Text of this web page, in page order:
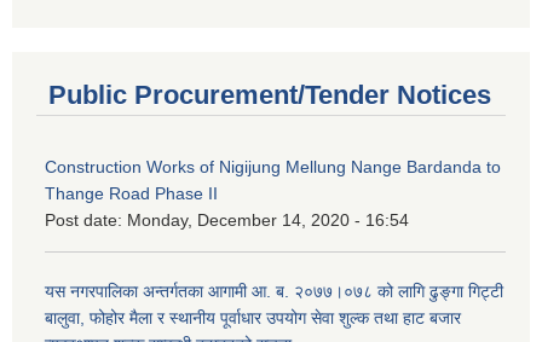
Public Procurement/Tender Notices
Construction Works of Nigijung Mellung Nange Bardanda to
Thange Road Phase II
Post date: Monday, December 14, 2020 - 16:54
यस नगरपालिका अन्तर्गतका आगामी आ. ब. २०७७।०७८ को लागि ढुङ्गा गिट्टी
बालुवा, फोहोर मैला र स्थानीय पूर्वाधार उपयोग सेवा शुल्क तथा हाट बजार